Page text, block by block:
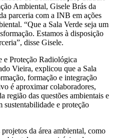
Ambiental, Gisele Brás da
parceria com a INB em ações
“Que a Sala Verde seja um
Estamos à disposição
disse Gisele.
Proteção Radiológica
Vieira, explicou que a Sala
formação e integração
é aproximar colaboradores,
região das questões ambientais e
e proteção
da área ambiental, como